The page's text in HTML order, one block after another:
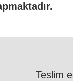
Teslim